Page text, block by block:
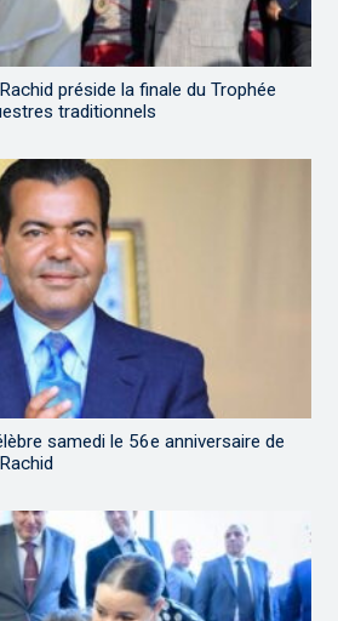
préside la finale du Trophée
traditionnels
samedi le 56e anniversaire de